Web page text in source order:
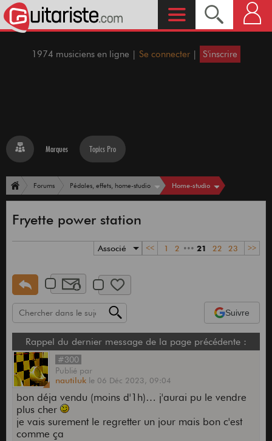
1974 musiciens en ligne | Se connecter | S'inscrire
Marques Topics Pro
Forums Pédales, effets, home-studio Home-studio
Fryette power station
Associé << 1 2 ••• 21 22 23 >>
Suivre
Rappel du dernier message de la page précédente :
#300
Publié par
nautiluk le 06 Déc 2023, 09:04
bon déja vendu (moins d'1h)… j'aurai pu le vendre
plus cher
je vais surement le regretter un jour mais bon c'est
comme ça